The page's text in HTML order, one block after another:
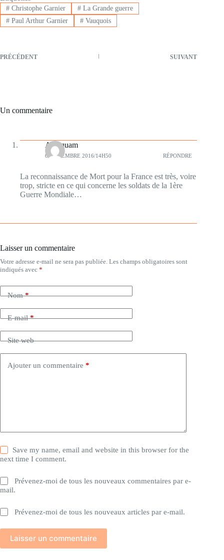
#Christophe Garnier #La Grande guerre
#Paul Arthur Garnier #Vauquois
PRÉCÉDENT SUIVANT
Un commentaire
Antequam
6 NOVEMBRE 2016/14H50 RÉPONDRE
La reconnaissance de Mort pour la France est très, voire
trop, stricte en ce qui concerne les soldats de la 1ère
Guerre Mondiale…
Laisser un commentaire
Votre adresse e-mail ne sera pas publiée. Les champs obligatoires sont
indiqués avec *
Nom*
E-mail*
Site web
Ajouter un commentaire *
Save my name, email and website in this browser for the
next time I comment.
Prévenez-moi de tous les nouveaux commentaires par e-
mail.
Prévenez-moi de tous les nouveaux articles par e-mail.
Laisser un commentaire